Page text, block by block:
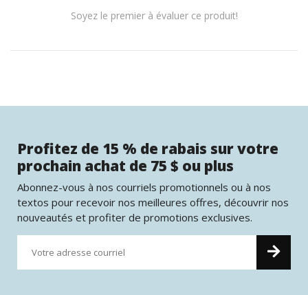
Soyez le premier à évaluer ce produit!
Profitez de 15 % de rabais sur votre
prochain achat de 75 $ ou plus
Abonnez-vous à nos courriels promotionnels ou à nos
textos pour recevoir nos meilleures offres, découvrir nos
nouveautés et profiter de promotions exclusives.